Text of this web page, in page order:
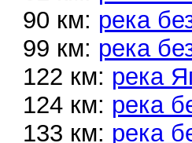
90 км: река
99 км: река
122 км: река
124 км: река
133 км: река